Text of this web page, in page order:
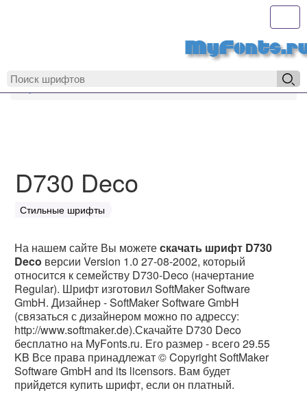
MyFonts.ru
D730 Deco
Стильные шрифты
На нашем сайте Вы можетескачать шрифт D730
Deco версии Version 1.0 27-08-2002, который
относится к семейству D730-Deco (начертание
Regular). Шрифт изготовил SoftMaker Software
GmbH. Дизайнер - SoftMaker Software GmbH
(связаться с дизайнером можно по адрессу:
http://www.softmaker.de).Скачайте D730 Deco
бесплатно на MyFonts.ru. Его размер - всего 29.55
KB Все права принадлежат © Copyright SoftMaker
Software GmbH and its licensors. Вам будет
прийдется купить шрифт, если он платный.